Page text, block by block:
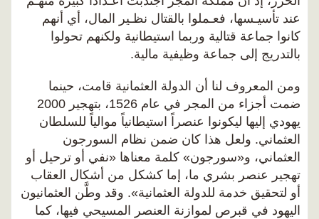
عند تأسيـسها، فعـملوا بالقتال نظـير المال، أي أنهم
كانوا جماعة قتالية وربما استيطانية ولكنهم تحولوا
بالتدريج إلى جماعة وظيفية مالية.
ومن المعروف لنا أن الدولة العثمانية قامت، حينما
ضمت أجزاء من المجر في عام 1526، بتهجير 2000
يهودي إليها ليكونوا عنصراً استيطانياً موالياً للسلطان
العثماني. ولعل هذا كان ضمن نظام السورجون
العثماني، و«سورجون» كلمة معناها «نفي أو ترحيل أو
تهجير عنصر بشري ما، إما كشكل من أشكال العقاب
أو لتحقيق خدمة للدولة العثمانية». وقد وطَّن العثمانيون
اليهود في قبرص لموازنة العنصر المسيحي فيها، كما